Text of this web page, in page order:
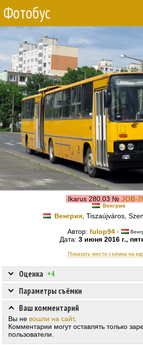
Фотобус
Ikarus 280.03 № JOB-
Венгрия
Венгрия , Tiszaújváros,
Автор: fulop94 ·
Дата: 3 июня 2016 г.,
Показать место съёмки на
Оценка +4
Параметры съёмки
Ваш комментарий
Вы не вошли на сайт.
Комментарии могут оставлять только
пользователи.